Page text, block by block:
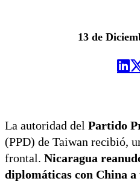
13 de
La autoridad del Partido
(PPD) de Taiwan recibió,
frontal. Nicaragua
diplomáticas con China